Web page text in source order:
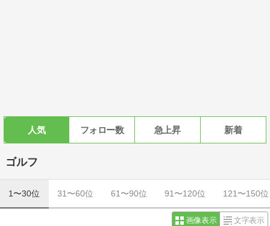
人気 フォロー数 急上昇 新着
ゴルフ
1〜30位 31〜60位 61〜90位 91〜120位 121〜150位
画像表示 文字表示